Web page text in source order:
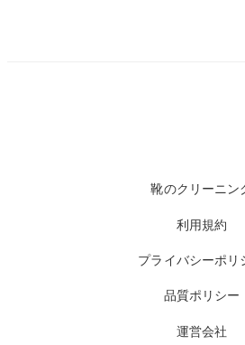
靴のクリーニン
利用規約
プライバシーポリ
品質ポリシー
運営会社